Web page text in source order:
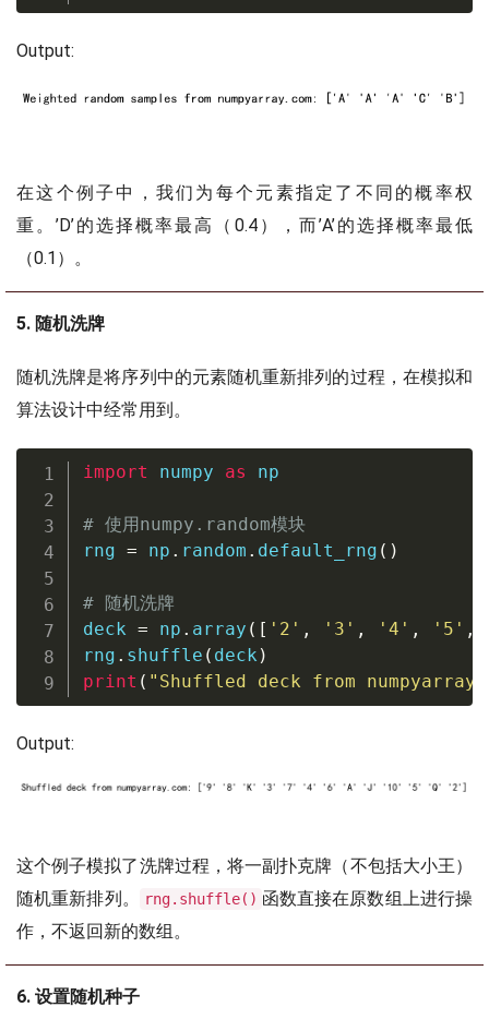
Output:
在这个例子中，我们为每个元素指定了不同的概率权
重。’D’的选择概率最高（0.4），而’A’的选择概率最低
（0.1）。
5. 随机洗牌
随机洗牌是将序列中的元素随机重新排列的过程，在模拟和
算法设计中经常用到。
import numpy as np
# 使用numpy.random模块
rng = np . random . default_rng ( )
# 随机洗牌
deck = np . array ( [ '2' , '3' , '4' , '5' ,
rng . shuffle ( deck )
print ( "Shuffled deck from
Output:
这个例子模拟了洗牌过程，将一副扑克牌（不包括大小王）
随机重新排列。
rng.shuffle() 函数直接在原数组上进行操
作，不返回新的数组。
6. 设置随机种子